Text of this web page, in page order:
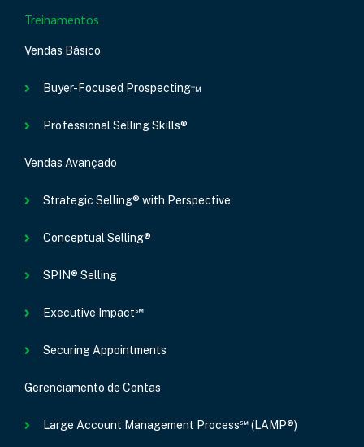
Treinamentos
Vendas Básico
Buyer-Focused Prospecting™
Professional Selling Skills®
Vendas Avançado
Strategic Selling® with Perspective
Conceptual Selling®
SPIN® Selling
Executive Impact℠
Securing Appointments
Gerenciamento de Contas
Large Account Management Process℠ (LAMP®)